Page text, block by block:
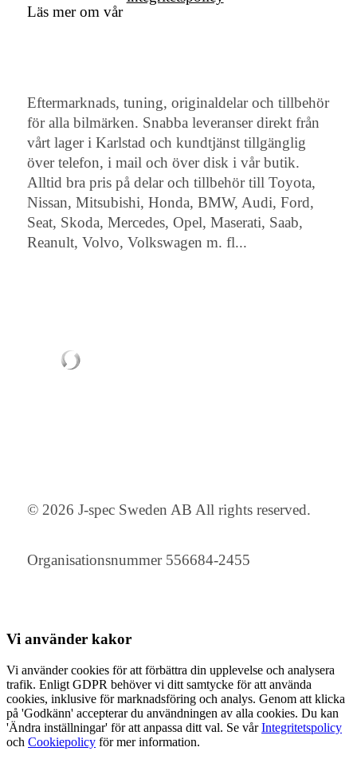
Läs mer om vår
Eftermarknads, tuning, originaldelar och tillbehör
för alla bilmärken. Snabba leveranser direkt från
vårt lager i Karlstad och kundtjänst tillgänglig
över telefon, i mail och över disk i vår butik.
Alltid bra pris på delar och tillbehör till Toyota,
Nissan, Mitsubishi, Honda, BMW, Audi, Ford,
Seat, Skoda, Mercedes, Opel, Maserati, Saab,
Reanult, Volvo, Volkswagen m. fl...
© 2026 J-spec Sweden AB All rights reserved.
Organisationsnummer 556684-2455
Vi använder kakor
Vi använder cookies för att förbättra din upplevelse och analysera
trafik. Enligt GDPR behöver vi ditt samtycke för att använda
cookies, inklusive för marknadsföring och analys. Genom att klicka
på 'Godkänn' accepterar du användningen av alla cookies. Du kan
'Ändra inställningar' för att anpassa ditt val. Se vårIntegritetspolicy
och Cookiepolicy för mer information.